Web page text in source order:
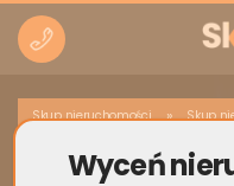
Skup nieruchomości » Skup
SkupWyceń